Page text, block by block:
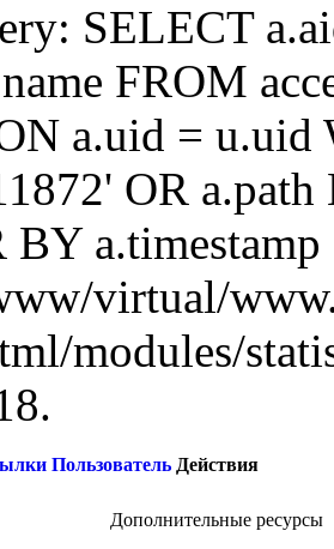
SELECT
FROM
a.uid = u.uid
OR
BY
virtual/
modules/
Пользователь Действия
Дополнительные ресурсы